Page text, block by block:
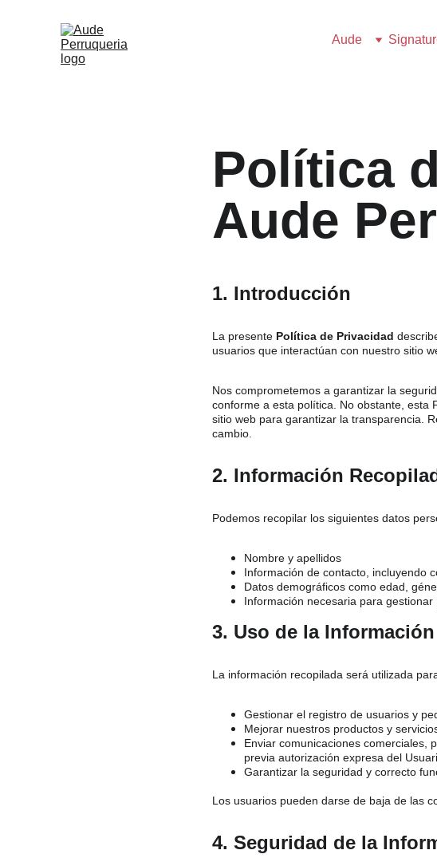
Aude
Política
Aude
1. Introducción
La presente Política de Privacidad
usuarios que interactúan con nuestro sitio
Nos comprometemos a garantizar la
conforme a esta política. No obstante, esta
sitio web para garantizar la transparencia.
cambio.
2. Información
Podemos recopilar los siguientes datos
Nombre y apellidos
Información de contacto, incluyendo
Datos demográficos como edad,
Información necesaria para
3. Uso de la Información
La información recopilada será utilizada
Gestionar el registro de usuarios y
Mejorar nuestros productos y
Enviar comunicaciones comerciales,
previa autorización expresa del
Garantizar la seguridad y correcto
Los usuarios pueden darse de baja de las
4. Seguridad de la